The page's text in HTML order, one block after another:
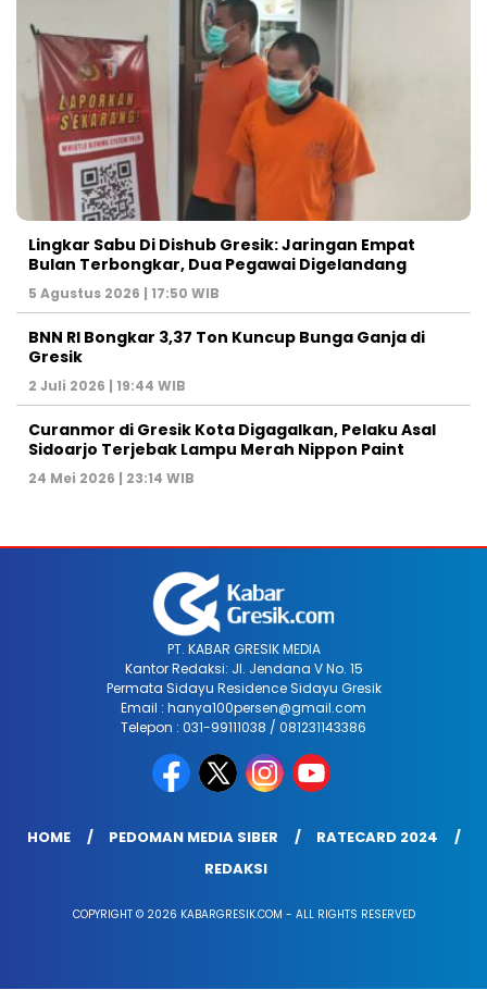
Lingkar Sabu Di Dishub Gresik: Jaringan Empat
Bulan Terbongkar, Dua Pegawai Digelandang
5 Agustus 2026 | 17:50 WIB
BNN RI Bongkar 3,37 Ton Kuncup Bunga Ganja di
Gresik
2 Juli 2026 | 19:44 WIB
Curanmor di Gresik Kota Digagalkan, Pelaku Asal
Sidoarjo Terjebak Lampu Merah Nippon Paint
24 Mei 2026 | 23:14 WIB
PT. KABAR GRESIK MEDIA
Kantor Redaksi: Jl. Jendana V No. 15
Permata Sidayu Residence Sidayu Gresik
Email : hanya100persen@gmail.com
Telepon : 031-99111038 / 081231143386
HOME PEDOMAN MEDIA SIBER
RATECARD 2024
REDAKSI
COPYRIGHT © 2026 KABARGRESIK.COM - ALL RIGHTS RESERVED